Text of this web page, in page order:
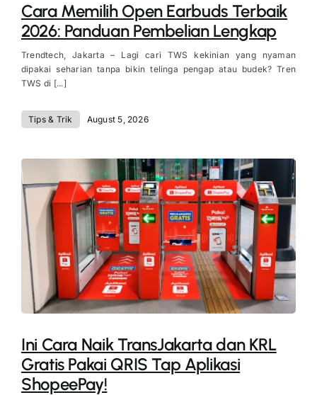
Cara Memilih Open Earbuds Terbaik
2026: Panduan Pembelian Lengkap
Trendtech, Jakarta – Lagi cari TWS kekinian yang nyaman
dipakai seharian tanpa bikin telinga pengap atau budek? Tren
TWS di [...]
Tips & Trik August 5, 2026
Ini Cara Naik TransJakarta dan KRL
Gratis Pakai QRIS Tap Aplikasi
ShopeePay!